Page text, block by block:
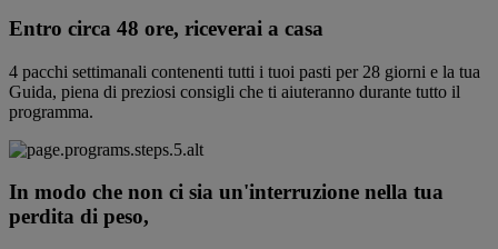
Entro circa 48 ore, riceverai a casa
4 pacchi settimanali contenenti tutti i tuoi pasti per 28 giorni e la tua
Guida, piena di preziosi consigli che ti aiuteranno durante tutto il
programma.
In modo che non ci sia un'interruzione nella tua
perdita di peso,